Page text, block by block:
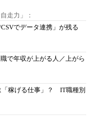
走力」：
でデータ連携」が残る
で年収が上がる人／上がら
「稼げる仕事」？ IT職種別